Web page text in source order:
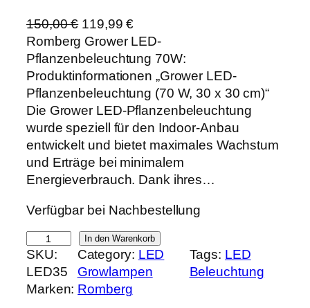
150,00€ U
r
s
p
r
ü
n
g
l
i
h
e
r
P
r
119,99€A
k
t
u
e
l
l
e
r
P
e
i
s
i
Romberg Grower LED-
Pflanzenbeleuchtung 70W:
Produktinformationen „Grower LED-
Pflanzenbeleuchtung (70 W, 30 x 30 cm)“
Die Grower LED-Pflanzenbeleuchtung
wurde speziell für den Indoor-Anbau
entwickelt und bietet maximales Wachstum
und Erträge bei minimalem
Energieverbrauch. Dank ihres…
Verfügbar bei Nachbestellung
o
m
b
In den Warenkorb
SKU:
LED35
Category: LED
Growlampen
Tags: LED
Beleuchtung
Marken: Romberg